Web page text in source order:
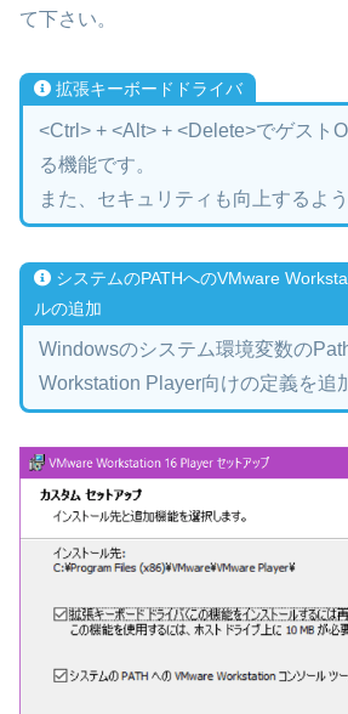
て下さい。
拡張キーボードドライバ
<Ctrl> + <Alt> + <Delete>でゲスト
る機能です。
また、セキュリティも向上するよう
システムのPATHへのVMware
ルの追加
Windowsのシステム環境変数の
Workstation Player向けの定義を追